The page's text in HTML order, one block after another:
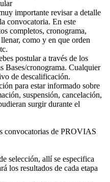
importante revisar a detalle
convocatoria. En este
completos, cronograma,
como y en que orden
postular a través de los
Bases/cronograma. Cualquier
de descalificación.
para estar informado sobre
suspensión, cancelación,
surgir durante el
convocatorias de PROVIAS
selección, allí se especifica
los resultados de cada etapa